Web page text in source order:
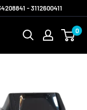
- 3112600411
0